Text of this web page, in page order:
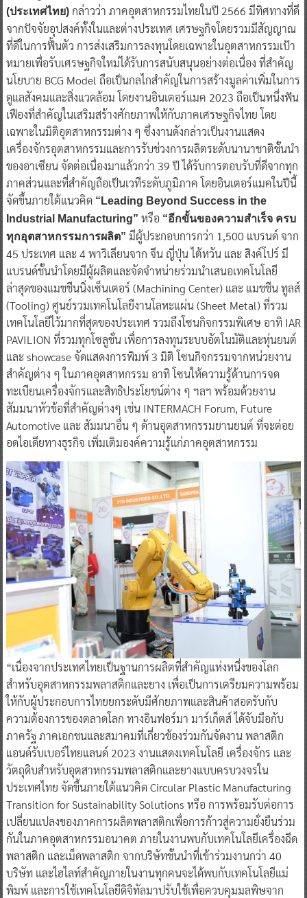
(ประเทศไทย) กล่าวว่า ภาคอุตสาหกรรมไทยในปี 2566 มีทิศทางที่ดี
จากปัจจัยอุปสงค์ทั้งในและต่างประเทศ เศรษฐกิจโดยรวมมีสัญญาณ
ที่ดีในการฟื้นตัว การส่งเสริมการลงทุนโดยเฉพาะในอุตสาหกรรมเป้า
หมายเพื่อรับเศรษฐกิจใหม่ได้รับการสนับสนุนอย่างต่อเนื่อง ที่สำคัญ
นโยบาย BCG Model ถือเป็นกลไกสำคัญในการสร้างมูลค่าเพิ่มในการ
ดูแลสังคมและสิ่งแวดล้อม โดยงานอินเตอร์แมค 2023 ถือเป็นหนึ่งฟัน
เฟืองที่สำคัญในเสริมสร้างศักยภาพให้กับภาคเศรษฐกิจไทย โดย
เฉพาะในมิติอุตสาหกรรมต่าง ๆ ซึ่งงานดังกล่าวเป็นงานแสดง
เครื่องจักรอุตสาหกรรมและการรับช่วงการผลิตระดับนานาชาติชั้นนำ
ของอาเซียน จัดต่อเนื่องมาแล้วกว่า 39 ปี ได้รับการตอบรับที่ดีจากทุก
ภาคส่วนและที่สำคัญถือเป็นเวทีระดับภูมิภาค โดยอินเตอร์แมคในปีนี้
จัดขึ้นภายใต้แนวคิด“Leading Beyond Success in the
Industrial Manufacturing” หรือ “อีกขั้นของความสำเร็จ ครบ
ทุกอุตสาหกรรมการผลิต” มีผู้ประกอบการกว่า 1,500 แบรนด์ จาก
45 ประเทศ และ 4 พาวิเลียนจาก จีน ญี่ปุ่น ไต้หวัน และ สิงค์โปร์ มี
แบรนด์ชั้นนำโดยมีผู้ผลิตและจัดจำหน่ายร่วมนำเสนอเทคโนโลยี
ล่าสุดของแมชชีนนิ่งเซ็นเตอร์ (Machining Center) และ แมชชีน ทูลส์
(Tooling) ศูนย์รวมเทคโนโลยีงานโลหะแผ่น (Sheet Metal) ที่รวม
เทคโนโลยีไว้มากที่สุดของประเทศ รวมถึงโซนกิจกรรมพิเศษ อาทิ IAR
PAVILION ที่รวมทุกโซลูชั่น เพื่อการลงทุนระบบอัตโนมัติและหุ่นยนต์
และ showcase จัดแสดงการพิมพ์ 3 มิติ โซนกิจกรรมจากหน่วยงาน
สำคัญต่าง ๆ ในภาคอุตสาหกรรม อาทิ โซนให้ความรู้ด้านการจด
ทะเบียนเครื่องจักรและสิทธิประโยชน์ต่าง ๆ ฯลฯ พร้อมด้วยงาน
สัมมนาหัวข้อที่สำคัญต่างๆ เช่น INTERMACH Forum, Future
Automotive และ สัมมนาอื่น ๆ ด้านอุตสาหกรรมยานยนต์ ที่จะต่อย
อดไอเดียทางธุรกิจ เพิ่มเติมองค์ความรู้แก่ภาคอุตสาหกรรม
“เนื่องจากประเทศไทยเป็นฐานการผลิตที่สำคัญแห่งหนึ่งของโลก
สำหรับอุตสาหกรรมพลาสติกและยาง เพื่อเป็นการเตรียมความพร้อม
ให้กับผู้ประกอบการไทยยกระดับมีศักยภาพและสินค้าสอดรับกับ
ความต้องการของตลาดโลก ทางอินฟอร์มา มาร์เก็ตส์ ได้จับมือกับ
ภาครัฐ ภาคเอกชนและสมาคมที่เกี่ยวข้องร่วมกันจัดงาน พลาสติก
แอนด์รับเบอร์ไทยแลนด์ 2023 งานแสดงเทคโนโลยี เครื่องจักร และ
วัตถุดิบสำหรับอุตสาหกรรมพลาสติกและยางแบบครบวงจรใน
ประเทศไทย จัดขึ้นภายใต้แนวคิด Circular Plastic Manufacturing
Transition for Sustainability Solutions หรือ การพร้อมรับต่อการ
เปลี่ยนแปลงของภาคการผลิตพลาสติกเพื่อการก้าวสู่ความยั่งยืนร่วม
กันในภาคอุตสาหกรรมอนาคต ภายในงานพบกับเทคโนโลยีเครื่องฉีด
พลาสติก และเม็ดพลาสติก จากบริษัทชั้นนำที่เข้าร่วมงานกว่า 40
บริษัท และไฮไลท์สำคัญภายในงานทุกคนจะได้พบกับเทคโนโลยีแม่
พิมพ์ และการใช้เทคโนโลยีดิจิทัลมาปรับใช้เพื่อควบคุมมลพิษจาก